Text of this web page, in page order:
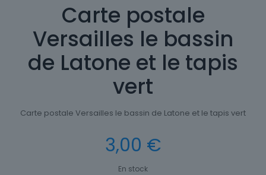
Carte postale
Versailles le bassin
de Latone et le tapis
vert
Carte postale Versailles le bassin de Latone et le tapis vert
3,00 €
En stock